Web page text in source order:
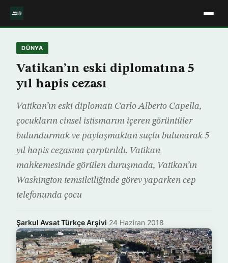
DÜNYA
Vatikan’ın eski diplomatına 5
yıl hapis cezası
Vatikan’ın eski diplomatı Carlo Alberto Capella,
çocukların cinsel istismarını içeren görüntüler
bulundurmak ve paylaşmaktan suçlu bulunarak 5
yıl hapis cezasına çarptırıldı. Vatikan
mahkemesinde görülen duruşmada, Vatikan’ın
Washington temsilciliğinde görev yaparken cep
telefonunda çocu
Şarkul Avsat Türkçe Arşivi·24 Haziran 2018